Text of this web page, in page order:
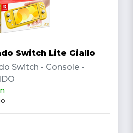
Switch Lite Giallo
Switch - Console -